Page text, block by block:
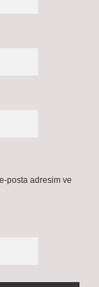
posta adresim ve